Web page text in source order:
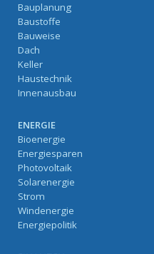
Bauplanung
Baustoffe
Bauweise
Dach
Keller
Haustechnik
Innenausbau
ENERGIE
Bioenergie
Energiesparen
Photovoltaik
Solarenergie
Strom
Windenergie
Energiepolitik